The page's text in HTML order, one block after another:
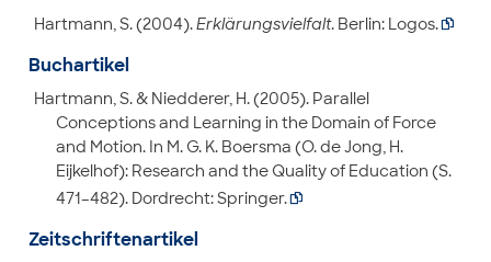
Hartmann, S. (2004).Erklärungsvielfalt. Berlin: Logos.
Buchartikel
Hartmann, S. & Niedderer, H. (2005). Parallel
Conceptions and Learning in the Domain of Force
and Motion. In M. G. K. Boersma (O. de Jong, H.
Eijkelhof): Research and the Quality of Education (S.
471–482). Dordrecht: Springer.
Zeitschriftenartikel